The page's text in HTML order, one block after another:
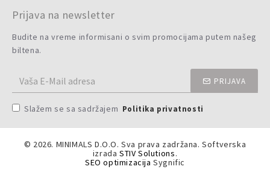
Prijava na newsletter
Budite na vreme informisani o svim promocijama putem našeg
biltena.
PRIJAVA
Slažem se sa sadržajem Politika privatnosti
© 2026. MINIMALS D.O.O. Sva prava zadržana. Softverska
izradaSTIV Solutions.
SEO optimizacija Sygnific